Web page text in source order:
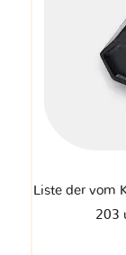
Liste der vom
203